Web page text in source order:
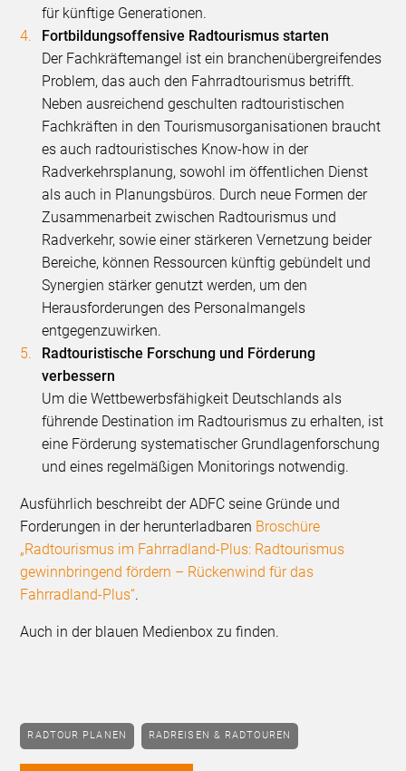
für künftige Generationen.
Fortbildungsoffensive Radtourismus starten
Der Fachkräftemangel ist ein branchenübergreifendes
Problem, das auch den Fahrradtourismus betrifft.
Neben ausreichend geschulten radtouristischen
Fachkräften in den Tourismusorganisationen braucht
es auch radtouristisches Know-how in der
Radverkehrsplanung, sowohl im öffentlichen Dienst
als auch in Planungsbüros. Durch neue Formen der
Zusammenarbeit zwischen Radtourismus und
Radverkehr, sowie einer stärkeren Vernetzung beider
Bereiche, können Ressourcen künftig gebündelt und
Synergien stärker genutzt werden, um den
Herausforderungen des Personalmangels
entgegenzuwirken.
Radtouristische Forschung und Förderung
verbessern
Um die Wettbewerbsfähigkeit Deutschlands als
führende Destination im Radtourismus zu erhalten, ist
eine Förderung systematischer Grundlagenforschung
und eines regelmäßigen Monitorings notwendig.
Ausführlich beschreibt der ADFC seine Gründe und
Forderungen in der herunterladbaren Broschüre
„Radtourismus im Fahrradland-Plus: Radtourismus
gewinnbringend fördern – Rückenwind für das
Fahrradland-Plus“.
Auch in der blauen Medienbox zu finden.
RADTOUR PLANEN RADREISEN & RADTOUREN